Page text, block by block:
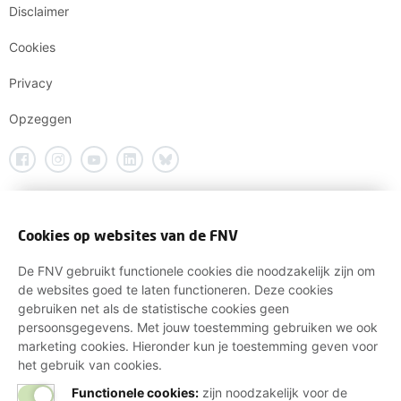
Disclaimer
Cookies
Privacy
Opzeggen
Cookies op websites van de FNV
De FNV gebruikt functionele cookies die noodzakelijk zijn om
de websites goed te laten functioneren. Deze cookies
gebruiken net als de statistische cookies geen
persoonsgegevens. Met jouw toestemming gebruiken we ook
marketing cookies. Hieronder kun je toestemming geven voor
het gebruik van cookies.
Functionele cookies: zijn noodzakelijk voor de